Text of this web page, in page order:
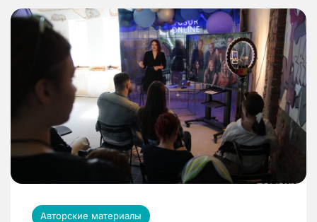
Авторские материалы